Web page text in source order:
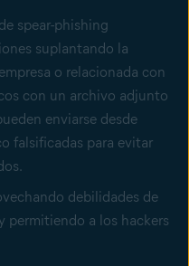
spear-phishing
suplantando la
o relacionada con
con un archivo adjunto
enviarse desde
falsificadas para evitar
debilidades de
permitiendo a los hackers